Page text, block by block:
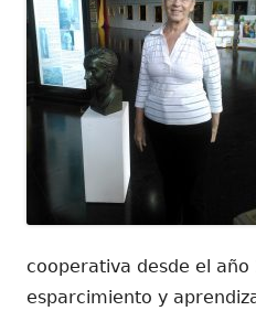
cooperativa desde el
esparcimiento y